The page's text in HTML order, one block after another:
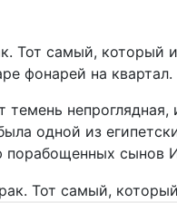
Тот самый, который
фонарей на квартал.
одной из
порабощенных сынов